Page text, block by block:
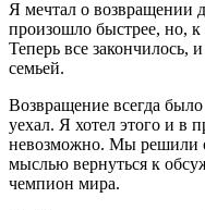
Я мечтал о возвращении
произошло быстрее, но,
Теперь все закончилось,
семьей.
Возвращение всегда
уехал. Я хотел этого и в
невозможно. Мы решили
мыслью вернуться к
чемпион мира.